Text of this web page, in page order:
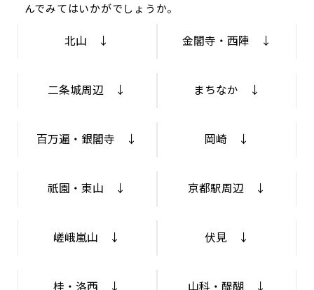
んでみてはいかがでしょうか。
北山 ↓ 金閣寺・西陣 ↓
二条城周辺 ↓ まちなか ↓
百万遍・銀閣寺 ↓ 岡崎 ↓
祇園・東山 ↓ 京都駅周辺 ↓
嵯峨嵐山 ↓ 伏見 ↓
桂・洛西 ↓ 山科・醍醐 ↓